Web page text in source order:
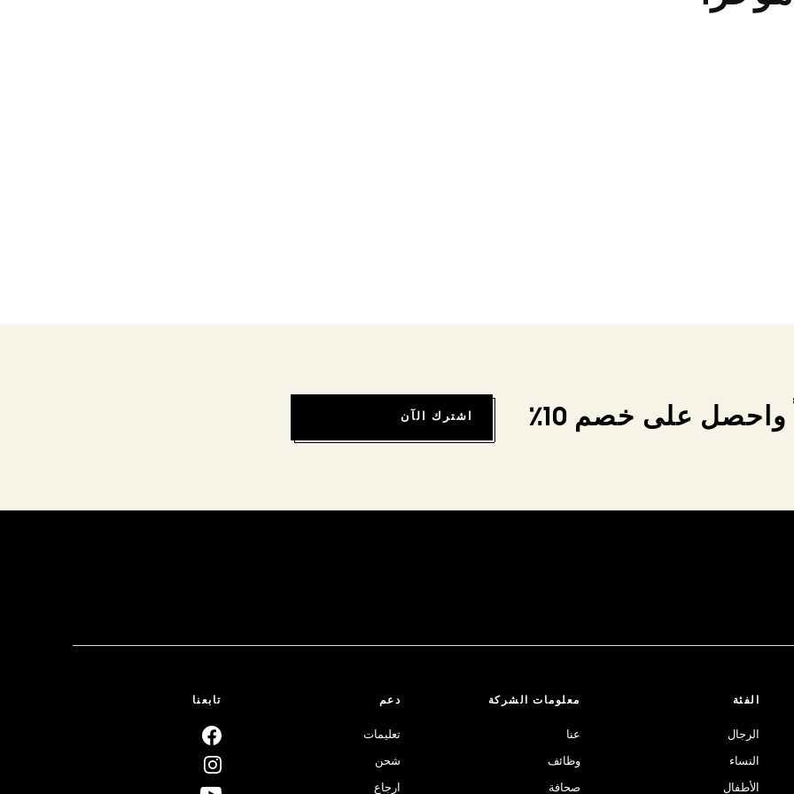
على خصم 10٪ اشترك الآن
الفئة
الرجال
النساء
الأطفال
معلومات الشركة
عنا
وظائف
صحافة
دعم
تعليمات
شحن
ارجاع
تابعنا